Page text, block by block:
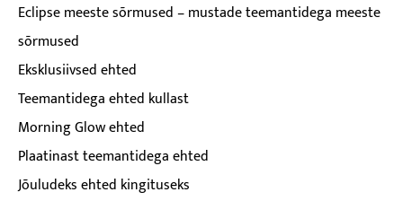
Eclipse meeste sõrmused – mustade teemantidega meeste
sõrmused
Eksklusiivsed ehted
Teemantidega ehted kullast
Morning Glow ehted
Plaatinast teemantidega ehted
Jõuludeks ehted kingituseks